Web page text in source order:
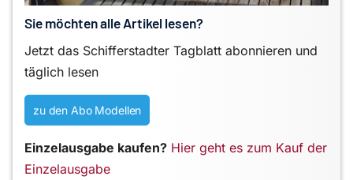
Sie möchten alle Artikel lesen?
Jetzt das Schifferstadter Tagblatt abonnieren und
täglich lesen
zu den Abo Modellen
Einzelausgabe kaufen? Hier geht es zum Kauf der
Einzelausgabe